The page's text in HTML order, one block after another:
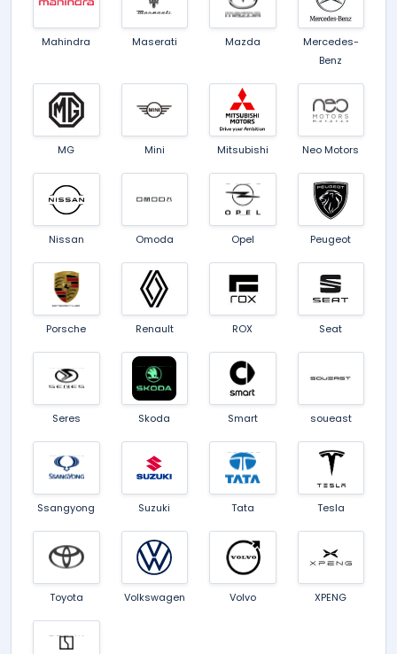
Mahindra Maserati Mazda
Mercedes-
Benz
MG Mini Mitsubishi Neo Motors
Nissan Omoda Opel Peugeot
Porsche Renault ROX Seat
Seres Skoda Smart soueast
Ssangyong Suzuki Tata Tesla
Toyota Volkswagen Volvo XPENG